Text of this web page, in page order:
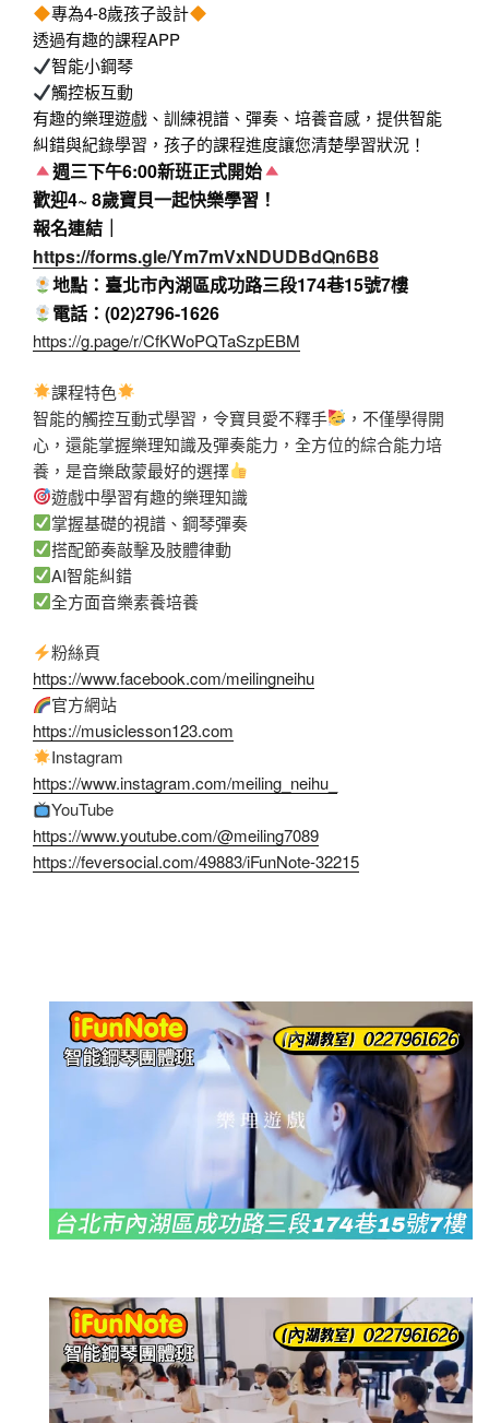
專為4-8歲孩子設計
透過有趣的課程APP
智能小鋼琴
觸控板互動
有趣的樂理遊戲、訓練視譜、彈奏、培養音感，提供智能
糾錯與紀錄學習，孩子的課程進度讓您清楚學習狀況！
週三下午6:00新班正式開始
歡迎4~ 8歲寶貝一起快樂學習！
報名連結｜
https://forms.gle/Ym7mVxNDUDBdQn6B8
地點：臺北市內湖區成功路三段174巷15號7樓
電話：(02)2796-1626
https://g.page/r/CfKWoPQTaSzpEBM
課程特色
智能的觸控互動式學習，令寶貝愛不釋手
，不僅學得開
心，還能掌握樂理知識及彈奏能力，全方位的綜合能力培
養，是音樂啟蒙最好的選擇
遊戲中學習有趣的樂理知識
掌握基礎的視譜、鋼琴彈奏
搭配節奏敲擊及肢體律動
AI智能糾錯
全方面音樂素養培養
粉絲頁
https://www.facebook.com/meilingneihu
官方網站
https://musiclesson123.com
Instagram
https://www.instagram.com/meiling_neihu_
YouTube
https://www.youtube.com/@meiling7089
https://feversocial.com/49883/iFunNote-32215